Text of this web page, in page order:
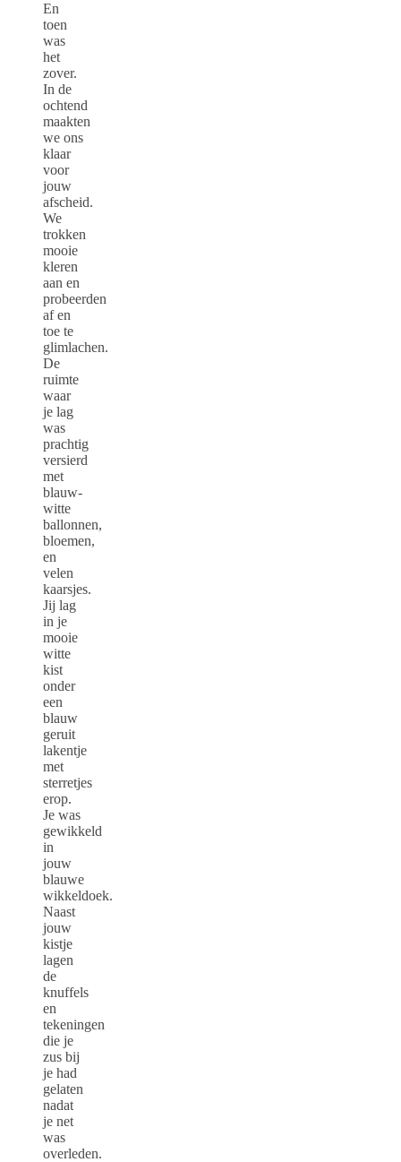
En
toen
was
het
zover.
In de
ochtend
maakten
we ons
klaar
voor
jouw
afscheid.
We
trokken
mooie
kleren
aan en
probeerden
af en
toe te
glimlachen.
De
ruimte
waar
je lag
was
prachtig
versierd
met
blauw-
witte
ballonnen,
bloemen,
en
velen
kaarsjes.
Jij lag
in je
mooie
witte
kist
onder
een
blauw
geruit
lakentje
met
sterretjes
erop.
Je was
gewikkeld
in
jouw
blauwe
wikkeldoek.
Naast
jouw
kistje
lagen
de
knuffels
en
tekeningen
die je
zus bij
je had
gelaten
nadat
je net
was
overleden.